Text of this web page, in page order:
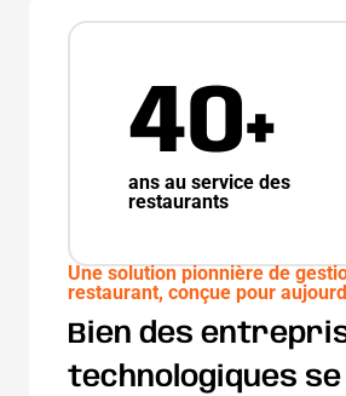
40+
ans au service des
restaurants
Une solution pionnière de
restaurant, conçue pour
Bien des
technologiques